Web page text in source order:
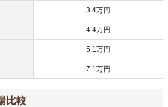
3.4万円
4.4万円
5.1万円
7.1万円
比較